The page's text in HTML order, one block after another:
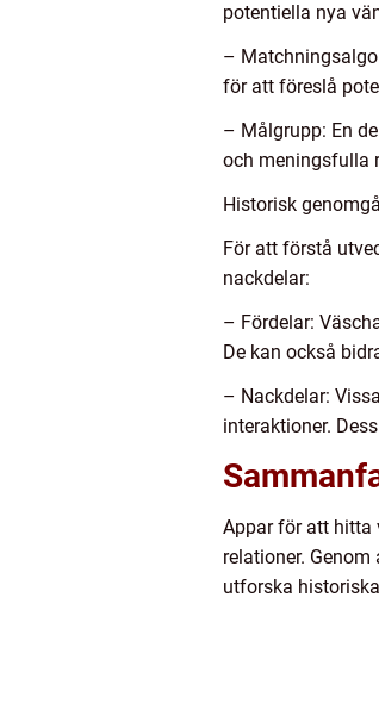
potentiella nya
–
för att föreslå
– Målgrupp: En
och meningsfulla
Historisk
För att förstå
nackdelar:
– Fördelar:
De kan också
– Nackdelar:
interaktioner.
Appar för att hitta
relationer.
utforska